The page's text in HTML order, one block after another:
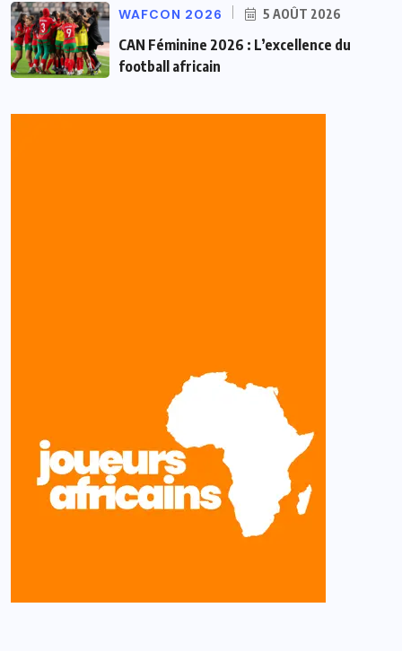
WAFCON 2026 5 AOÛT 2026
CAN Féminine 2026 : L’excellence du
football africain